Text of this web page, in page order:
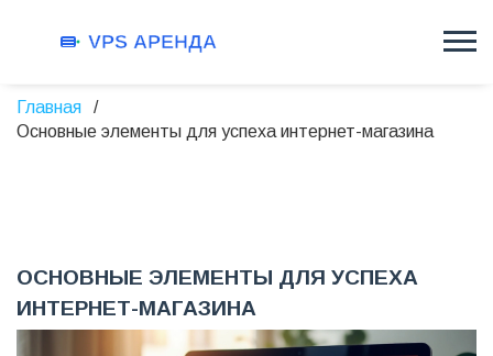
Главная
Основные элементы для успеха интернет-магазина
ОСНОВНЫЕ ЭЛЕМЕНТЫ ДЛЯ УСПЕХА
ИНТЕРНЕТ-МАГАЗИНА